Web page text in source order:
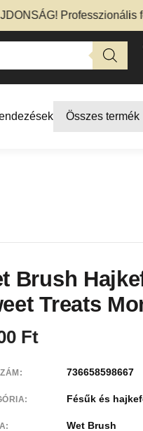
Professzionális
Összes termék
Brush
Treats
Ft
736658598667
Fésűk és
Wet Brush